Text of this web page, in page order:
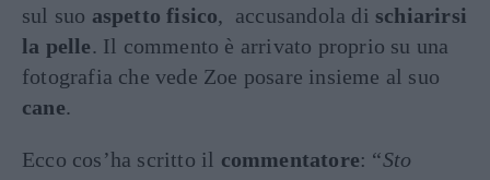
sul suo aspetto fisico, accusandola di schiarirsi
la pelle. Il commento è arrivato proprio su una
fotografia che vede Zoe posare insieme al suo
cane.
Ecco cos’ha scritto il commentatore: “Sto